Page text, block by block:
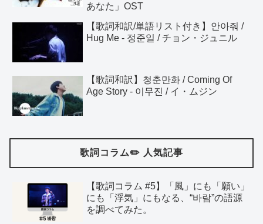
あなた」OST
【歌詞和訳/単語リスト付き】안아줘 /
Hug Me - 정준일 / チョン・ジュニル
【歌詞和訳】청춘만화 / Coming Of
Age Story - 이무진 / イ・ムジン
歌詞コラム✏️ 人気記事
【歌詞コラム #5】「風」にも「願い」
にも「浮気」にもなる、“바람”の語源
を調べてみた。